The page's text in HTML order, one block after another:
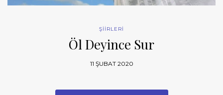
ŞİİRLERİ
Öl Deyince Sur
11 ŞUBAT 2020